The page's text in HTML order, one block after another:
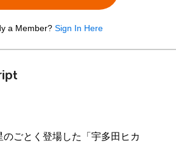
a Member? Sign In Here
のごとく登場した「宇多田ヒカ